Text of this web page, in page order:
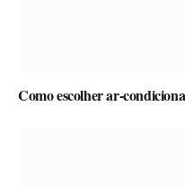
Como escolher ar-